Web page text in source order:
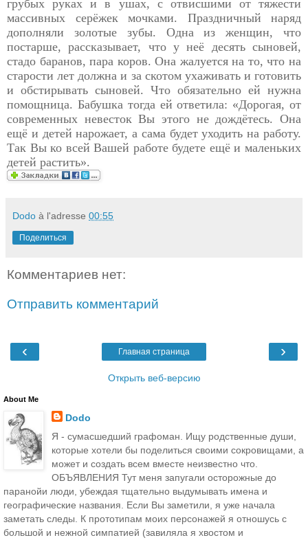
грубых руках и в ушах, с отвисшими от тяжести
массивных серёжек мочками. Праздничный наряд
дополняли золотые зубы. Одна из женщин, что
постарше, рассказывает, что у неё десять сыновей,
стадо баранов, пара коров. Она жалуется на то, что на
старости лет должна и за скотом ухаживать и готовить
и обстирывать сыновей. Что обязательно ей нужна
помощница. Бабушка тогда ей ответила: «Дорогая, от
современных невесток Вы этого не дождётесь. Она
ещё и детей нарожает, а сама будет уходить на работу.
Так Вы ко всей Вашей работе будете ещё и маленьких
детей растить».
Dodo à l'adresse 00:55
Поделиться
Комментариев нет:
Отправить комментарий
‹ ›
Главная страница
Открыть веб-версию
About Me
Dodo
Я - сумасшедший графоман. Ищу родственные души,
которые хотели бы поделиться своими сокровищами, а
может и создать всем вместе неизвестно что.
ОБЪЯВЛЕНИЯ Тут меня запугали осторожные до
паранойи люди, убеждая тщательно выдумывать имена и
географические названия. Если Вы заметили, я уже начала
заметать следы. К прототипам моих персонажей я отношусь с
большой и нежной симпатией (завиляла я хвостом и